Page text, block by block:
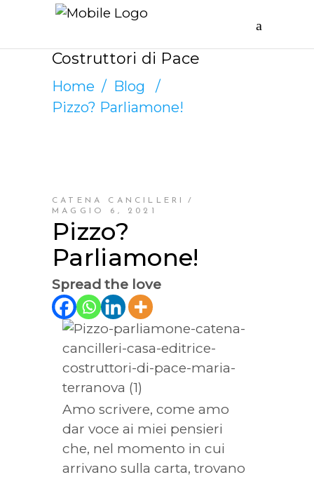
Costruttori di Pace
Home / Blog
/
Pizzo? Parliamone!
CATENA CANCILLERI
MAGGIO 6, 2021
Pizzo?
Parliamone!
Spread the love
Amo scrivere, come amo
dar voce ai miei pensieri
che, nel momento in cui
arrivano sulla carta, trovano